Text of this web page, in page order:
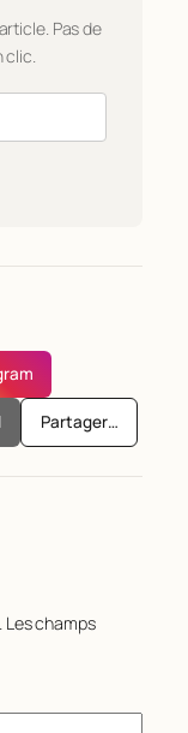
Pas de
Partager…
Les champs